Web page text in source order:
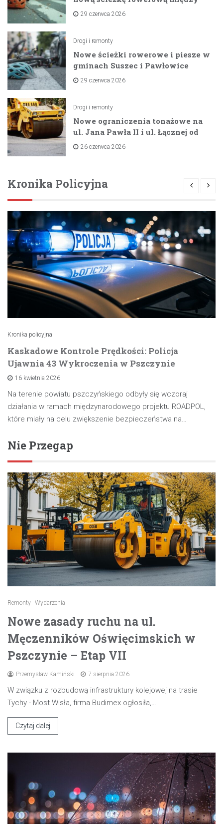
zaporami
29 czerwca 2026
Drogi i remonty
Nowe ścieżki rowerowe i piesze w
gminach Suszec i Pawłowice
dzięki unijnemu wsparciu
29 czerwca 2026
Drogi i remonty
Nowe ograniczenia tonażowe na
ul. Jana Pawła II i ul. Łącznej od
lipca 2026 roku
26 czerwca 2026
Kronika Policyjna
Kronika policyjna
Kaskadowe Kontrole Prędkości: Policja
Ujawnia 43 Wykroczenia w Pszczynie
16 kwietnia 2026
Na terenie powiatu pszczyńskiego odbyły się wczoraj
działania w ramach międzynarodowego projektu ROADPOL,
które miały na celu zwiększenie bezpieczeństwa na…
Nie Przegap
Remonty Wydarzenia
Nowe zasady ruchu na ul.
Męczenników Oświęcimskich w
Pszczynie – Etap VII
Przemysław Kamiński 7 sierpnia 2026
W związku z rozbudową infrastruktury kolejowej na trasie
Tychy - Most Wisła, firma Budimex ogłosiła,…
Czytaj dalej